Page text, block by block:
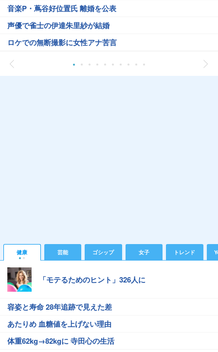
音楽P・蔦谷好位置氏 離婚を公表
声優で雀士の伊達朱里紗が結婚
ロケでの無断撮影に女性アナ苦言
健康 芸能 ゴシップ 女子 トレンド
「モテるためのヒント」326人に
容姿と寿命 28年追跡で見えた差
あたりめ 血糖値を上げない理由
体重62kg→82kgに 寺田心の生活